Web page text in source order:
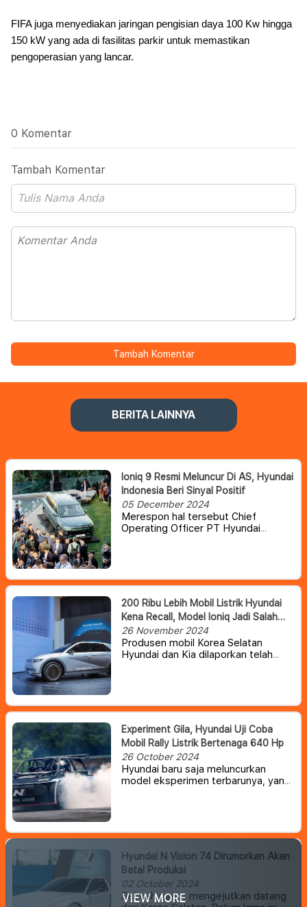
FIFA juga menyediakan jaringan pengisian daya 100 Kw hingga
150 kW yang ada di fasilitas parkir untuk memastikan
pengoperasian yang lancar.
0 Komentar
Tambah Komentar
Tambah Komentar
BERITA LAINNYA
Ioniq 9 Resmi Meluncur Di AS, Hyundai
Indonesia Beri Sinyal Positif
05 December 2024
Merespon hal tersebut Chief
Operating Officer PT Hyundai
model Ioniq 9 tersebut ke Tanah Air.
Hanya saja, Hyundai masih melihat
apakah kendaraan ini cocok untuk
masyarakat Indonesia.
200 Ribu Lebih Mobil Listrik Hyundai
Kena Recall, Model Ioniq Jadi Salah
Satunya
26 November 2024
Produsen mobil Korea Selatan
Hyundai dan Kia dilaporkan telah
Experiment Gila, Hyundai Uji Coba
Mobil Rally Listrik Bertenaga 640 Hp
26 October 2024
Hyundai baru saja meluncurkan
model eksperimen terbarunya, yang
balap yang akan membentuk
kendaraan listrik masa depan dari
divisi N.
Hyundai N Vision 74 Dirumorkan Akan
Batal Produksi
02 October 2024
Sebuah rumor mengejutkan datang
VIEW MORE